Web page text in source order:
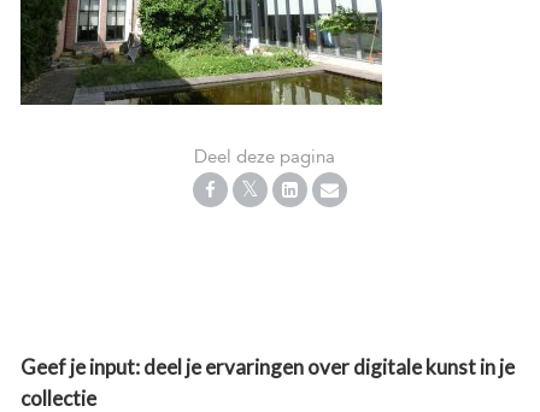
Deel deze pagina
Geef je input: deel je ervaringen over digitale kunst in je
collectie